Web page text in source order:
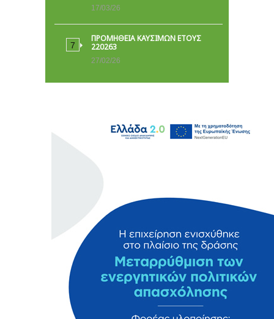
17/03/26
ΠΡΟΜΗΘΕΙΑ ΚΑΥΣΙΜΩΝ ΕΤΟΥΣ
220263
27/02/26